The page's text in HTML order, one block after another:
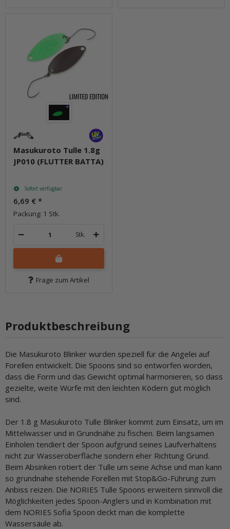
Masukuroto Tulle 1.8g
JP010 (FLUTTER BATTA)
Sofort verfügbar
6,69 € *
Packung: 1 Stk.
Stk.
Frage zum Artikel
Produktbeschreibung
Die Masukuroto Blinker wurden speziell für die Angelei auf
Forellen entwickelt. Die Spoons sind so entworfen worden,
dass die Form und das Gewicht optimal harmonieren, so dass
gezielte, weite Würfe mit den leichten Ködern gut möglich
sind.
Der 1.8 g Masukuroto Tulle Blinker kommt zum Einsatz, um im
Mittelwasser und in Grundnähe zu fischen. Beim langsamen
Einholen tendiert der Spoon aufgrund seines Laufverhaltens
nicht zur Wasseroberfläche sondern eher Richtung Grund.
Beim Absinken rotiert der Tulle um seine Achse und man kann
so grundnahe stehende Forellen mit Stop&Go-Führung zum
Anbiss reizen. Die NORIES Tulle Spoons erweitern sinnvoll die
Möglichkeiten jedes Spoon-Anglers und in Kombination mit
dem NORIES Sofia Spoon deckt man die komplette
Wassersäule ab.